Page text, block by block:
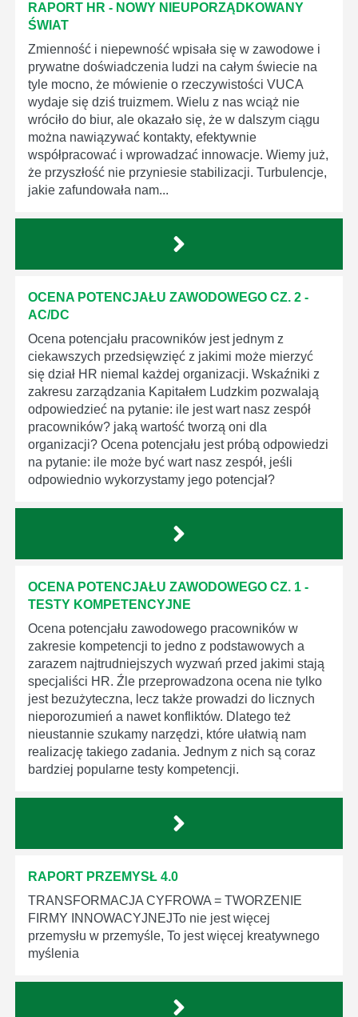
RAPORT HR - NOWY NIEUPORZĄDKOWANY
ŚWIAT
Zmienność i niepewność wpisała się w zawodowe i
prywatne doświadczenia ludzi na całym świecie na
tyle mocno, że mówienie o rzeczywistości VUCA
wydaje się dziś truizmem. Wielu z nas wciąż nie
wróciło do biur, ale okazało się, że w dalszym ciągu
można nawiązywać kontakty, efektywnie
współpracować i wprowadzać innowacje. Wiemy już,
że przyszłość nie przyniesie stabilizacji. Turbulencje,
jakie zafundowała nam...
OCENA POTENCJAŁU ZAWODOWEGO CZ. 2 -
AC/DC
Ocena potencjału pracowników jest jednym z
ciekawszych przedsięwzięć z jakimi może mierzyć
się dział HR niemal każdej organizacji. Wskaźniki z
zakresu zarządzania Kapitałem Ludzkim pozwalają
odpowiedzieć na pytanie: ile jest wart nasz zespół
pracowników? jaką wartość tworzą oni dla
organizacji? Ocena potencjału jest próbą odpowiedzi
na pytanie: ile może być wart nasz zespół, jeśli
odpowiednio wykorzystamy jego potencjał?
OCENA POTENCJAŁU ZAWODOWEGO CZ. 1 -
TESTY KOMPETENCYJNE
Ocena potencjału zawodowego pracowników w
zakresie kompetencji to jedno z podstawowych a
zarazem najtrudniejszych wyzwań przed jakimi stają
specjaliści HR. Źle przeprowadzona ocena nie tylko
jest bezużyteczna, lecz także prowadzi do licznych
nieporozumień a nawet konfliktów. Dlatego też
nieustannie szukamy narzędzi, które ułatwią nam
realizację takiego zadania. Jednym z nich są coraz
bardziej popularne testy kompetencji.
RAPORT PRZEMYSŁ 4.0
TRANSFORMACJA CYFROWA = TWORZENIE
FIRMY INNOWACYJNEJTo nie jest więcej
przemysłu w przemyśle, To jest więcej kreatywnego
myślenia